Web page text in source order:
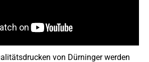
von Dürninger werden